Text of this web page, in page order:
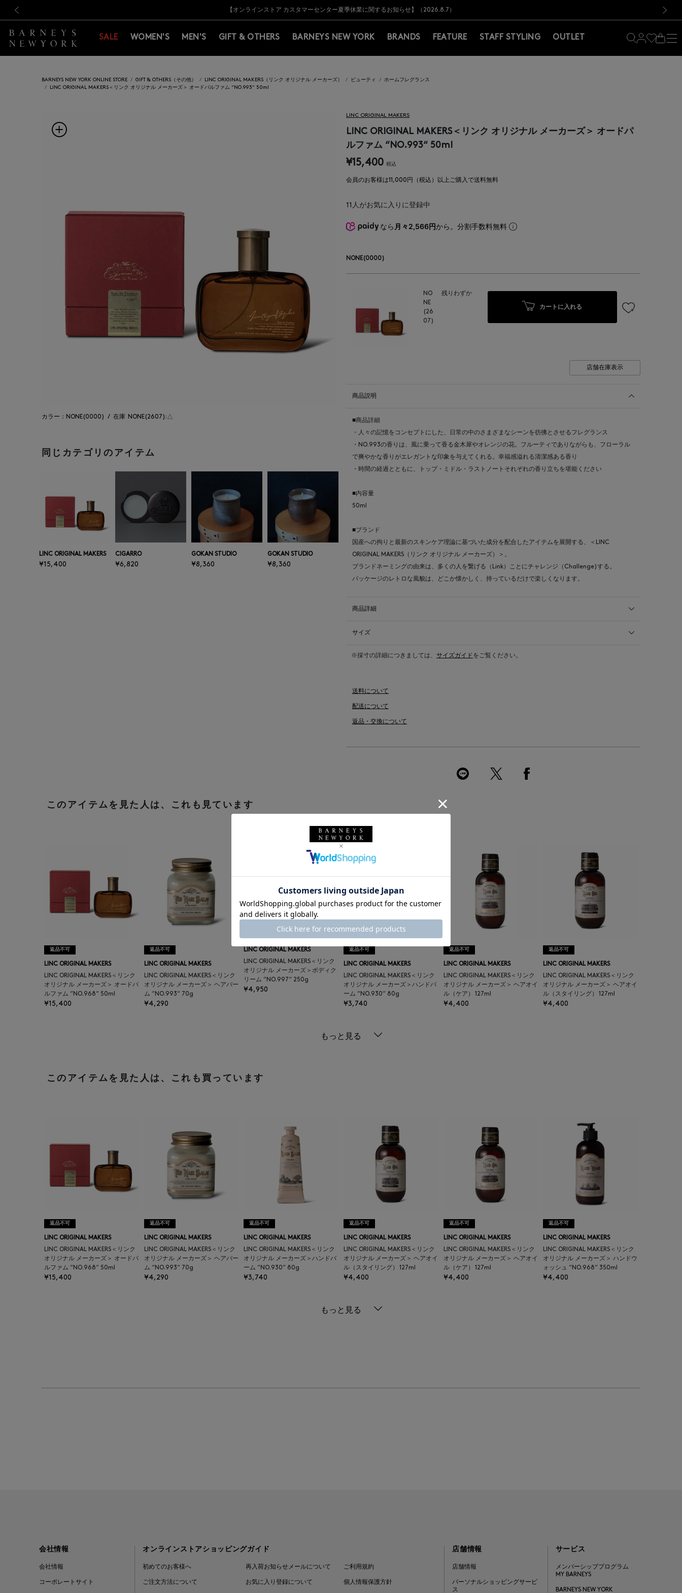
新規登録のお客様も対象！＜MY BARNEYS＞会員のお客様は11,000円（税込）以上のお買上げで常時送料無料！お買い物の際は会員登録を！
【夏季休業に伴う出荷一時停止のお知らせ】(2026.8.7)
【オンラインストア カスタマーセンター夏季休業に関するお知らせ】（2026.8.7）
【夏季休業に伴う返品・交換承り一時停止のお知らせ】（2026.8.5）
熊本県を中心とした地震の影響によるお荷物のお届けについて
【開催中】SUMMER SALEのご案内・ご注意事項
新規登録のお客様も対象！＜MY BARNEYS＞会員のお客様は11,000円（税込）以上のお買上げで常時送料無料！お買い物の際は会員登録を！
【夏季休業に伴う出荷一時停止のお知らせ】(2026.8.7)
SALE WOMEN'S MEN'S GIFT & OTHERS BARNEYS NEW YORK BRANDS FEATURE STAFF STYLING OUTLET
BARNEYS NEW YORK ONLINE STORE GIFT & OTHERS（その他） LINC ORIGINAL MAKERS（リンク オリジナル メーカーズ） ビューティ
ホームフレグランス
LINC ORIGINAL MAKERS＜リンク オリジナル メーカーズ＞ オードパルファム “NO.993“ 50ml
カラー：NONE(0000) / 在庫 NONE(2607):△
同じカテゴリのアイテム
LINC ORIGINAL MAKERS
¥15,400
CIGARRO
¥6,820
GOKAN STUDIO
¥8,360
GOKAN STUDIO
¥8,360
LINC ORIGINAL MAKERS
LINC ORIGINAL MAKERS＜リンク オリジナル メーカーズ＞ オードパ
ルファム “NO.993“ 50ml
¥15,400 税込
会員のお客様は11,000円（税込）以上ご購入で送料無料
11 人がお気に入りに登録中
なら 月々2,566円から。分割手数料無料
NONE(0000)
NO
NE
(26
07)
残りわずか
カートに入れる
店舗在庫表示
商品説明
■商品詳細
・人々の記憶をコンセプトにした、日常の中のさまざまなシーンを彷彿とさせるフレグランス
・NO.993の香りは、風に乗って香る金木犀やオレンジの花。フルーティでありながらも、フローラル
で爽やかな香りがエレガントな印象を与えてくれる。幸福感溢れる清潔感ある香り
・時間の経過とともに、トップ・ミドル・ラストノートそれぞれの香り立ちを堪能ください
■内容量
50ml
■ブランド
国産への拘りと最新のスキンケア理論に基づいた成分を配合したアイテムを展開する、＜LINC
ORIGINAL MAKERS（リンク オリジナル メーカーズ）＞。
ブランドネーミングの由来は、多くの人を繋げる（Link）ことにチャレンジ（Challenge)する。
パッケージのレトロな風貌は、どこか懐かしく、持っているだけで楽しくなります。
商品詳細
サイズ
※採寸の詳細につきましては、 サイズガイドをご覧ください。
送料について
配送について
返品・交換について
このアイテムを見た人は、これも見ています
返品不可
LINC ORIGINAL MAKERS
LINC ORIGINAL MAKERS＜リンク
オリジナル メーカーズ＞ オードパ
ルファム “NO.968“ 50ml
¥15,400
返品不可
LINC ORIGINAL MAKERS
LINC ORIGINAL MAKERS＜リンク
オリジナル メーカーズ＞ ヘアバー
ム “NO.993“ 70g
¥4,290
LINC ORIGINAL MAKERS
LINC ORIGINAL MAKERS＜リンク
オリジナル メーカーズ＞ボディク
リーム “NO.997“ 250g
¥4,950
返品不可
LINC ORIGINAL MAKERS
LINC ORIGINAL MAKERS＜リンク
オリジナル メーカーズ＞ハンドバ
ーム “NO.930“ 80g
¥3,740
返品不可
LINC ORIGINAL MAKERS
LINC ORIGINAL MAKERS＜リンク
オリジナル メーカーズ＞ ヘアオイ
ル（ケア） 127ml
¥4,400
返品不可
LINC ORIGINAL MAKERS
LINC ORIGINAL MAKERS＜リンク
オリジナル メーカーズ＞ ヘアオイ
ル（スタイリング） 127ml
¥4,400
もっと見る
このアイテムを見た人は、これも買っています
返品不可
LINC ORIGINAL MAKERS
LINC ORIGINAL MAKERS＜リンク
オリジナル メーカーズ＞ オードパ
ルファム “NO.968“ 50ml
¥15,400
返品不可
LINC ORIGINAL MAKERS
LINC ORIGINAL MAKERS＜リンク
オリジナル メーカーズ＞ ヘアバー
ム “NO.993“ 70g
¥4,290
返品不可
LINC ORIGINAL MAKERS
LINC ORIGINAL MAKERS＜リンク
オリジナル メーカーズ＞ハンドバ
ーム “NO.930“ 80g
¥3,740
返品不可
LINC ORIGINAL MAKERS
LINC ORIGINAL MAKERS＜リンク
オリジナル メーカーズ＞ ヘアオイ
ル（スタイリング） 127ml
¥4,400
返品不可
LINC ORIGINAL MAKERS
LINC ORIGINAL MAKERS＜リンク
オリジナル メーカーズ＞ ヘアオイ
ル（ケア） 127ml
¥4,400
返品不可
LINC ORIGINAL MAKERS
LINC ORIGINAL MAKERS＜リンク
オリジナル メーカーズ＞ ハンドウ
ォッシュ “NO.968“ 350ml
¥4,400
もっと見る
会社情報
会社情報
コーポレートサイト
オンラインストアショッピングガイド
初めてのお客様へ
ご注文方法について
再入荷お知らせメールについて
お気に入り登録について
ご利用規約
個人情報保護方針
店舗情報
店舗情報
パーソナルショッピングサービ
ス
サービス
メンバーシッププログラム
MY BARNEYS
BARNEYS NEW YORK